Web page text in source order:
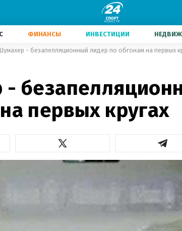
ФИНАНСЫ ИНВЕСТИЦИИ
- безапелляционный лидер по обгонам на первых
первых кругах